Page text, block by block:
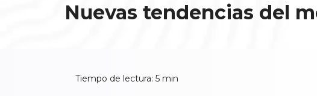
Nuevas tendencias del
Tiempo de lectura: 5 min